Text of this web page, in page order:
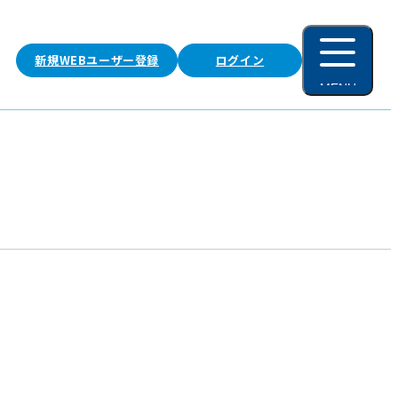
新規WEBユーザー登録 ログイン
MENU